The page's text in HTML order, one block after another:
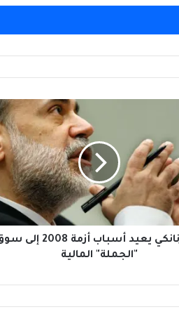
بن برنانكي يعيد أسباب أزمة 2008
"الجملة" المالية